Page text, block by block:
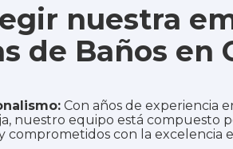
nuestra
de Baños en
Con años de experiencia
nuestro equipo está compuesto
comprometidos con la excelencia